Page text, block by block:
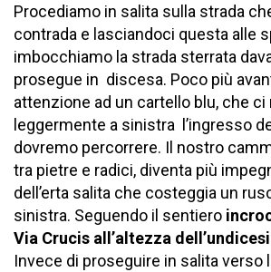
Procediamo in salita sulla strada
contrada e lasciandoci questa alle
imbocchiamo la strada sterrata
prosegue in discesa. Poco più
attenzione ad un cartello blu, che ci
leggermente a sinistra l’ingresso
dovremo percorrere. Il nostro
tra pietre e radici, diventa più
dell’erta salita che costeggia un
sinistra. Seguendo il sentiero
Via Crucis all’altezza
Invece di proseguire in salita verso